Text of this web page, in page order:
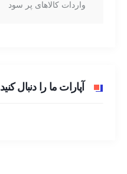
واردات کالاهای پر سود
آپارات ما را دنبال کنید